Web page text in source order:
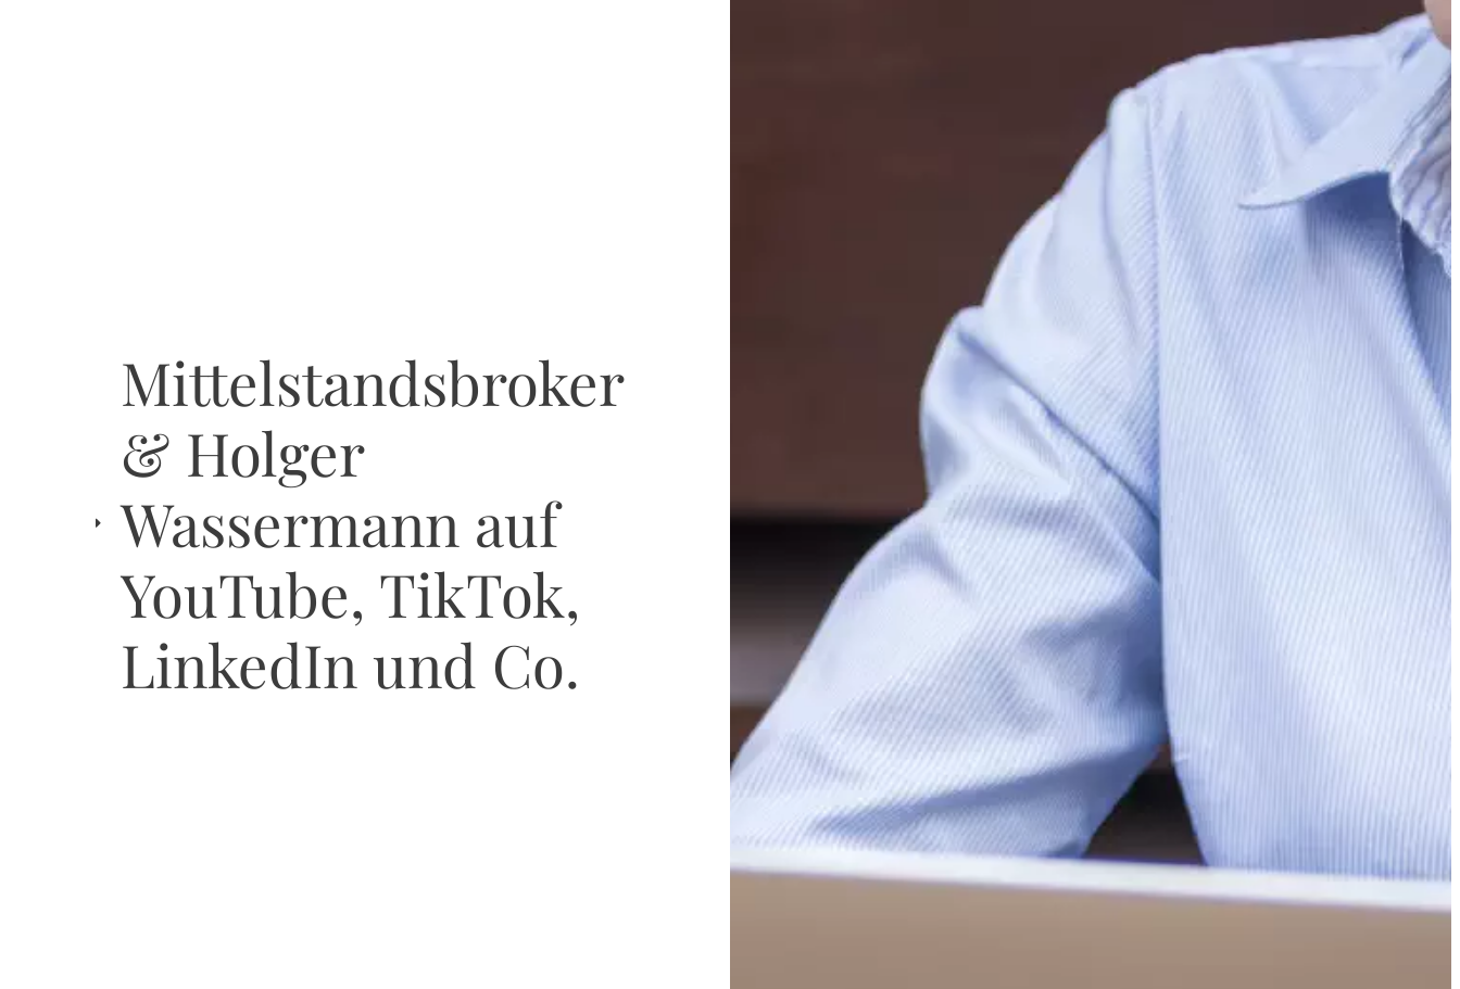
Mittelstandsbroker
& Holger
Wassermann auf
YouTube, TikTok,
LinkedIn und Co.